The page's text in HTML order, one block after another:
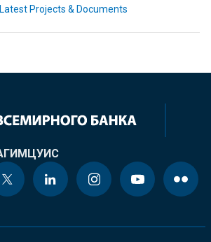
Projects & Documents
МЦУИС